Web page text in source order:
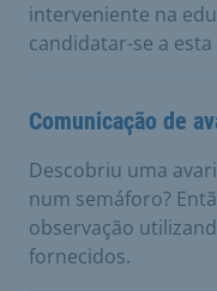
interveniente na
candidatar-se a esta
Comunicação de
Descobriu uma
num semáforo?
observação
fornecidos.